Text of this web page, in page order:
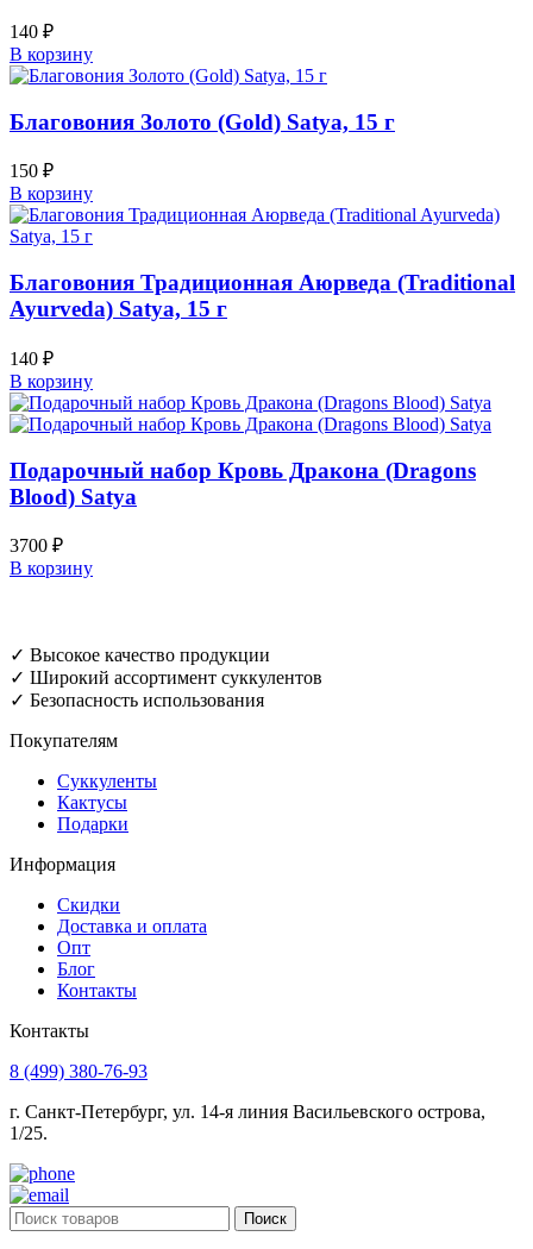
140 ₽
В корзину
Благовония Золото (Gold) Satya, 15 г
150 ₽
В корзину
Благовония Традиционная Аюрведа (Traditional
Ayurveda) Satya, 15 г
140 ₽
В корзину
Подарочный набор Кровь Дракона (Dragons
Blood) Satya
3700 ₽
В корзину
✓ Высокое качество продукции
✓ Широкий ассортимент суккулентов
✓ Безопасность использования
Покупателям
Суккуленты
Кактусы
Подарки
Информация
Скидки
Доставка и оплата
Опт
Блог
Контакты
Контакты
8 (499) 380-76-93
г. Санкт-Петербург, ул. 14-я линия Васильевского острова,
1/25.
Поиск